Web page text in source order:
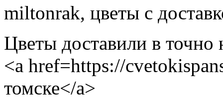
miltonrak, цветы с
Цветы доставили в точно
<a href=https://
томске</a>